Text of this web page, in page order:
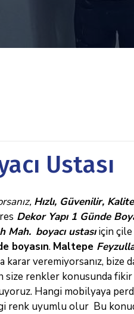
Ustası
, Hızlı, Güvenilir,
Dekor Yapı 1 Günde
Mah. boyacı ustasıiçin çile
boyasın. Maltepe
veremiyorsanız, bize
renkler konusunda
Hangi mobilyaya
renk uyumlu olur Bu